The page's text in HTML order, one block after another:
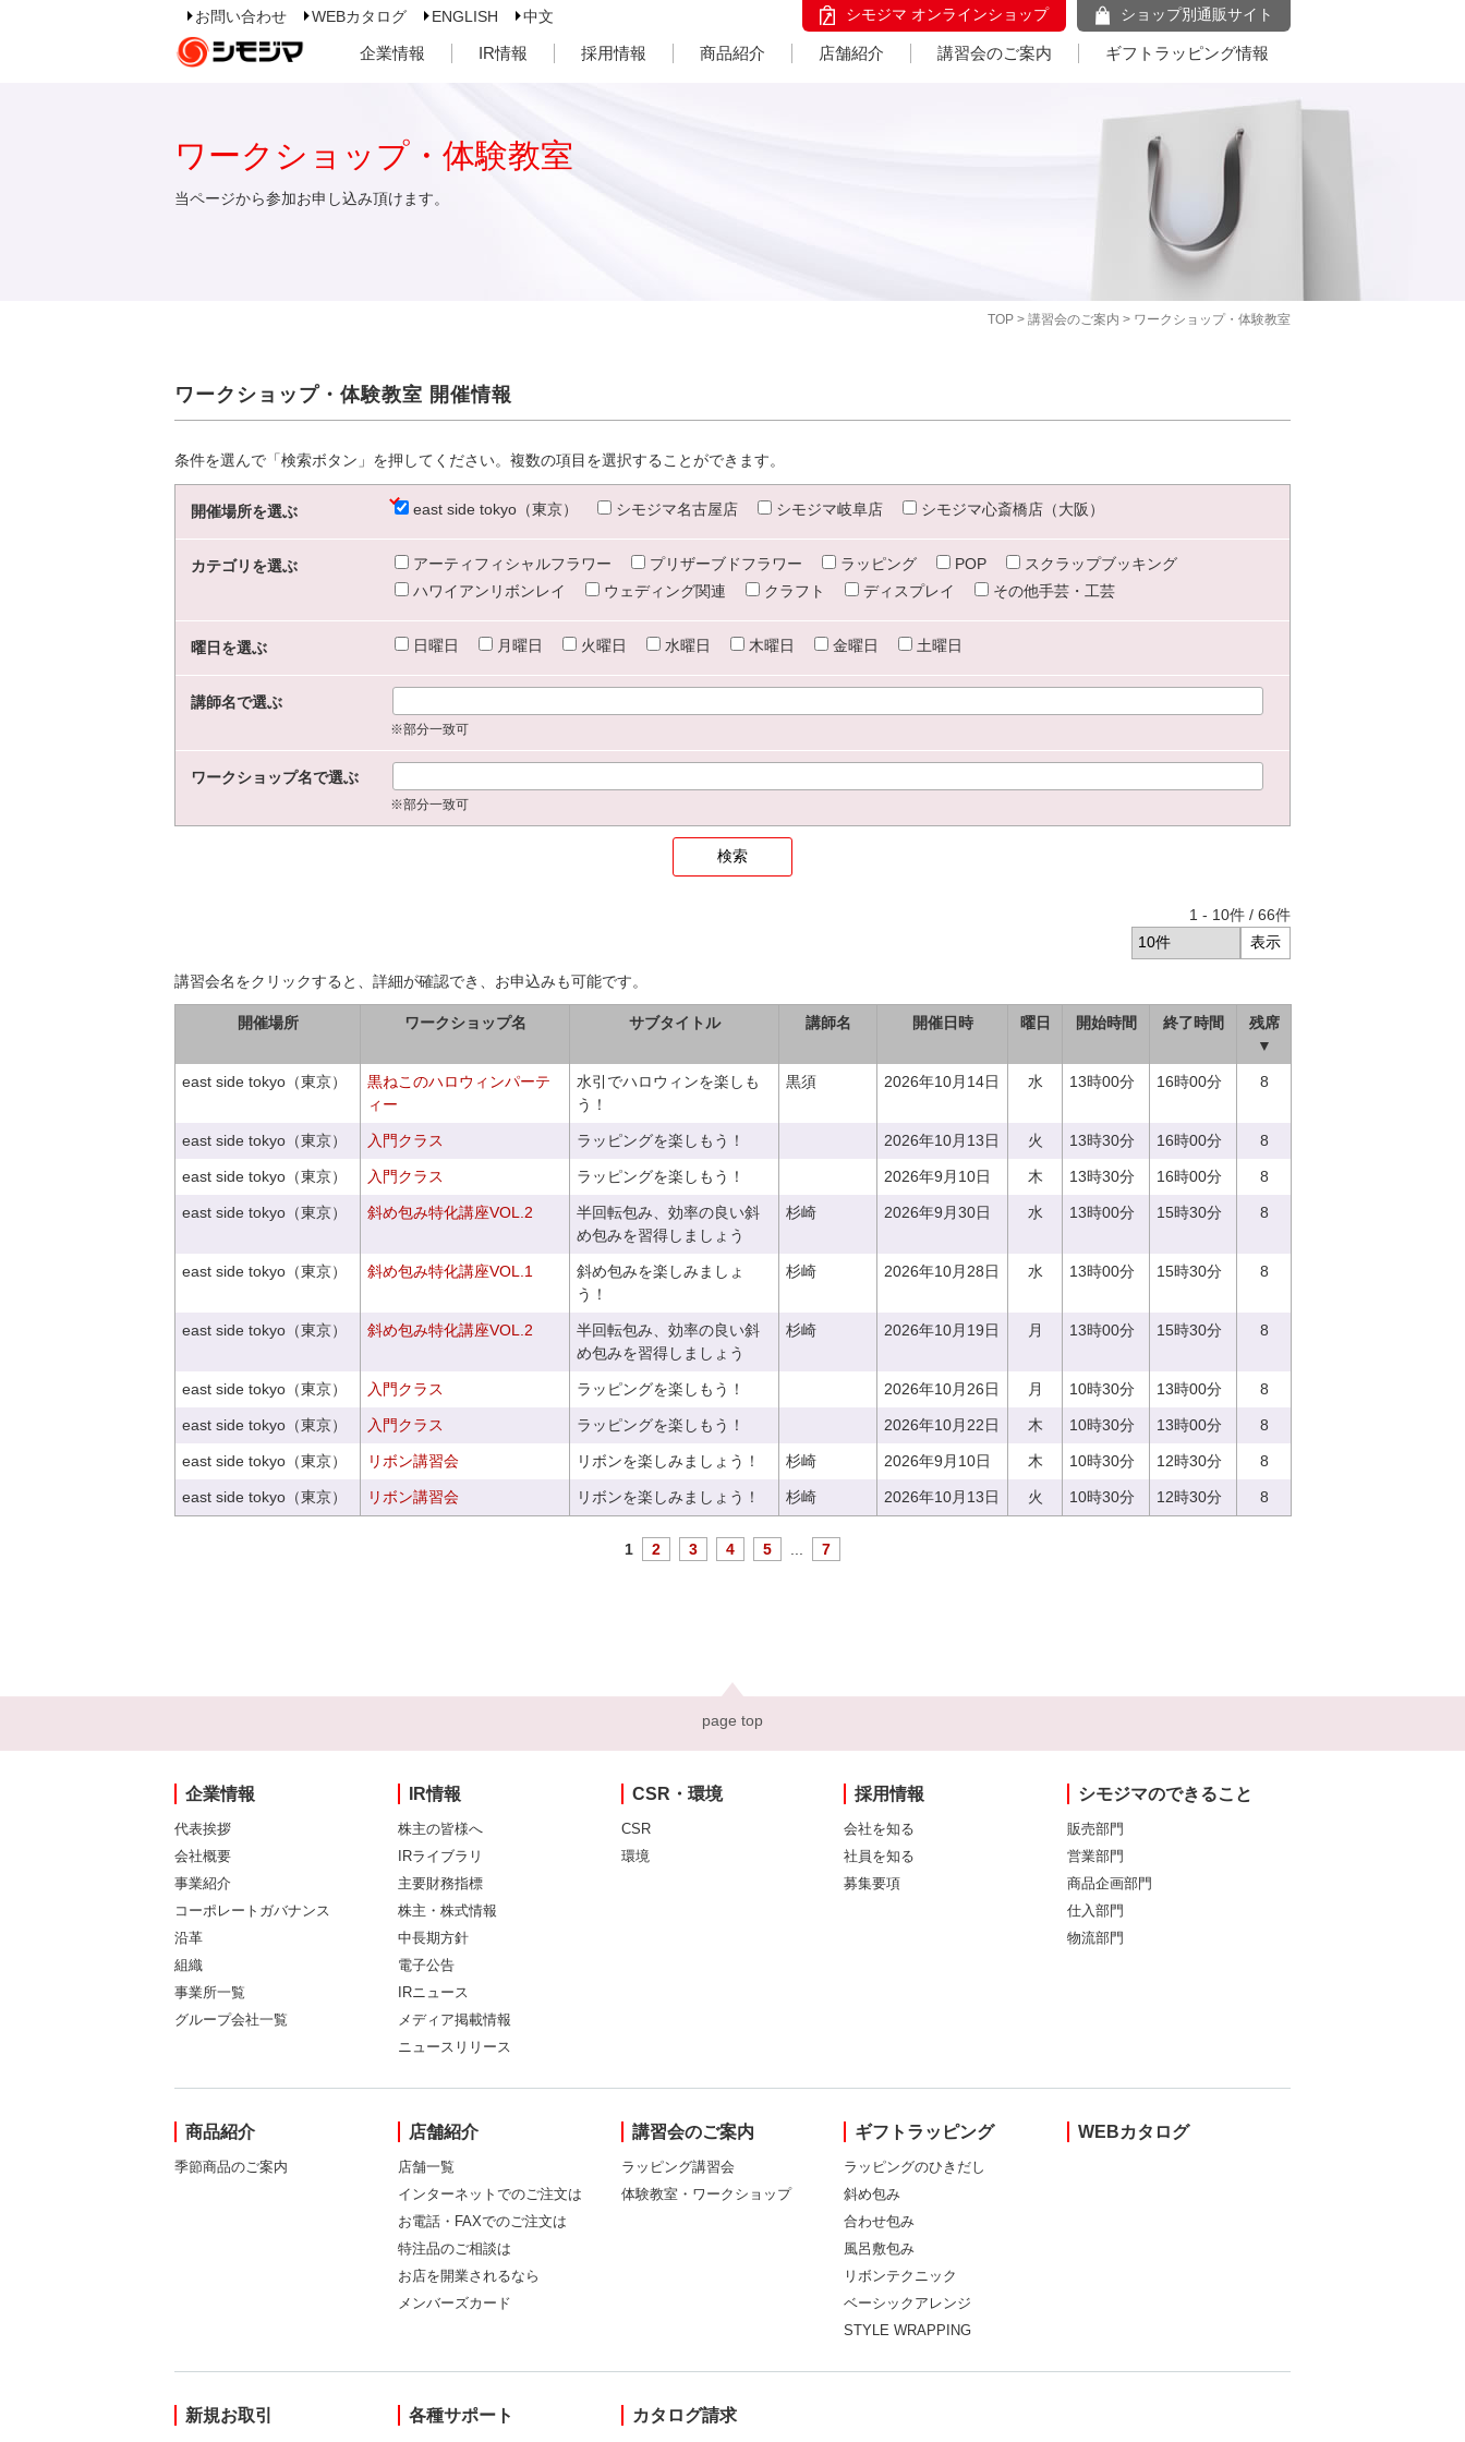
お問い合わせ WEBカタログ ENGLISH 中文 シモジマ オンラインショップ ショップ別通販サイト
企業情報 IR情報 採用情報 商品紹介 店舗紹介 講習会のご案内 ギフトラッピング情報
TOP > 講習会のご案内 > ワークショップ・体験教室
ワークショップ・体験教室
当ページから参加お申し込み頂けます。
ワークショップ・体験教室 開催情報
条件を選んで「検索ボタン」を押してください。複数の項目を選択することができます。
開催場所を選ぶ east side tokyo（東京） シモジマ名古屋店 シモジマ岐阜店 シモジマ心斎橋店（大阪）
カテゴリを選ぶ アーティフィシャルフラワー プリザーブドフラワー ラッピング POP
スクラップブッキング
ハワイアンリボンレイ
ウェディング関連 クラフト ディスプレイ その他手芸・工芸
曜日を選ぶ 日曜日 月曜日 火曜日 水曜日 木曜日 金曜日 土曜日
講師名で選ぶ
※部分一致可
ワークショップ名で選ぶ
※部分一致可
1 - 10件 / 66件
講習会名をクリックすると、詳細が確認でき、お申込みも可能です。
開催場所 ワークショップ名 サブタイトル 講師名 開催日時 曜日 開始時間 終了時間
残席
▼
east side tokyo（東京）
黒ねこのハロウィンパーテ
ィー
水引でハロウィンを楽しも
う！
黒須 2026年10月14日 水 13時00分 16時00分 8
east side tokyo（東京） 入門クラス ラッピングを楽しもう！ 2026年10月13日 火 13時30分 16時00分 8
east side tokyo（東京） 入門クラス ラッピングを楽しもう！ 2026年9月10日 木 13時30分 16時00分 8
east side tokyo（東京） 斜め包み特化講座VOL.2
半回転包み、効率の良い斜
め包みを習得しましょう
杉崎 2026年9月30日 水 13時00分 15時30分 8
east side tokyo（東京） 斜め包み特化講座VOL.1
斜め包みを楽しみましょ
う！
杉崎 2026年10月28日 水 13時00分 15時30分 8
east side tokyo（東京） 斜め包み特化講座VOL.2
半回転包み、効率の良い斜
め包みを習得しましょう
杉崎 2026年10月19日 月 13時00分 15時30分 8
east side tokyo（東京） 入門クラス ラッピングを楽しもう！ 2026年10月26日 月 10時30分 13時00分 8
east side tokyo（東京） 入門クラス ラッピングを楽しもう！ 2026年10月22日 木 10時30分 13時00分 8
east side tokyo（東京） リボン講習会 リボンを楽しみましょう！ 杉崎 2026年9月10日 木 10時30分 12時30分 8
east side tokyo（東京） リボン講習会 リボンを楽しみましょう！ 杉崎 2026年10月13日 火 10時30分 12時30分 8
1 2 3 4 5 7
page top
企業情報
代表挨拶
会社概要
事業紹介
コーポレートガバナンス
沿革
組織
事業所一覧
グループ会社一覧
IR情報
株主の皆様へ
IRライブラリ
主要財務指標
株主・株式情報
中長期方針
電子公告
IRニュース
メディア掲載情報
ニュースリリース
CSR・環境
CSR
環境
採用情報
会社を知る
社員を知る
募集要項
シモジマのできること
販売部門
営業部門
商品企画部門
仕入部門
物流部門
商品紹介
季節商品のご案内
店舗紹介
店舗一覧
インターネットでのご注文は
お電話・FAXでのご注文は
特注品のご相談は
お店を開業されるなら
メンバーズカード
講習会のご案内
ラッピング講習会
体験教室・ワークショップ
ギフトラッピング
ラッピングのひきだし
斜め包み
合わせ包み
風呂敷包み
リボンテクニック
ベーシックアレンジ
STYLE WRAPPING
WEBカタログ
新規お取引 各種サポート カタログ請求